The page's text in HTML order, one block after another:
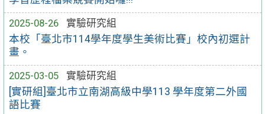
2025-08-26
實驗研究組
本校「臺北市114學年度學生美術比賽」校內初選計
畫。
2025-03-05
實驗研究組
[實研組]臺北市立南湖高級中學113 學年度第二外國
語比賽